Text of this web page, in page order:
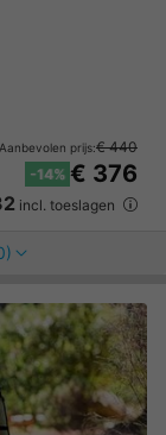
Aanbevolen prijs:€ 440
-14% € 376
incl. toeslagen